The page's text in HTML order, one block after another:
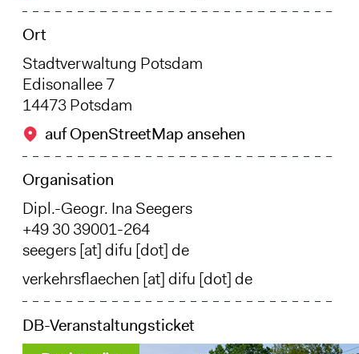
Ort
Stadtverwaltung Potsdam
Edisonallee 7
14473 Potsdam
auf OpenStreetMap ansehen
Organisation
Dipl.-Geogr. Ina Seegers
+49 30 39001-264
seegers[at]difu [dot]de
verkehrsflaechen [at]difu [dot]de
DB-Veranstaltungsticket